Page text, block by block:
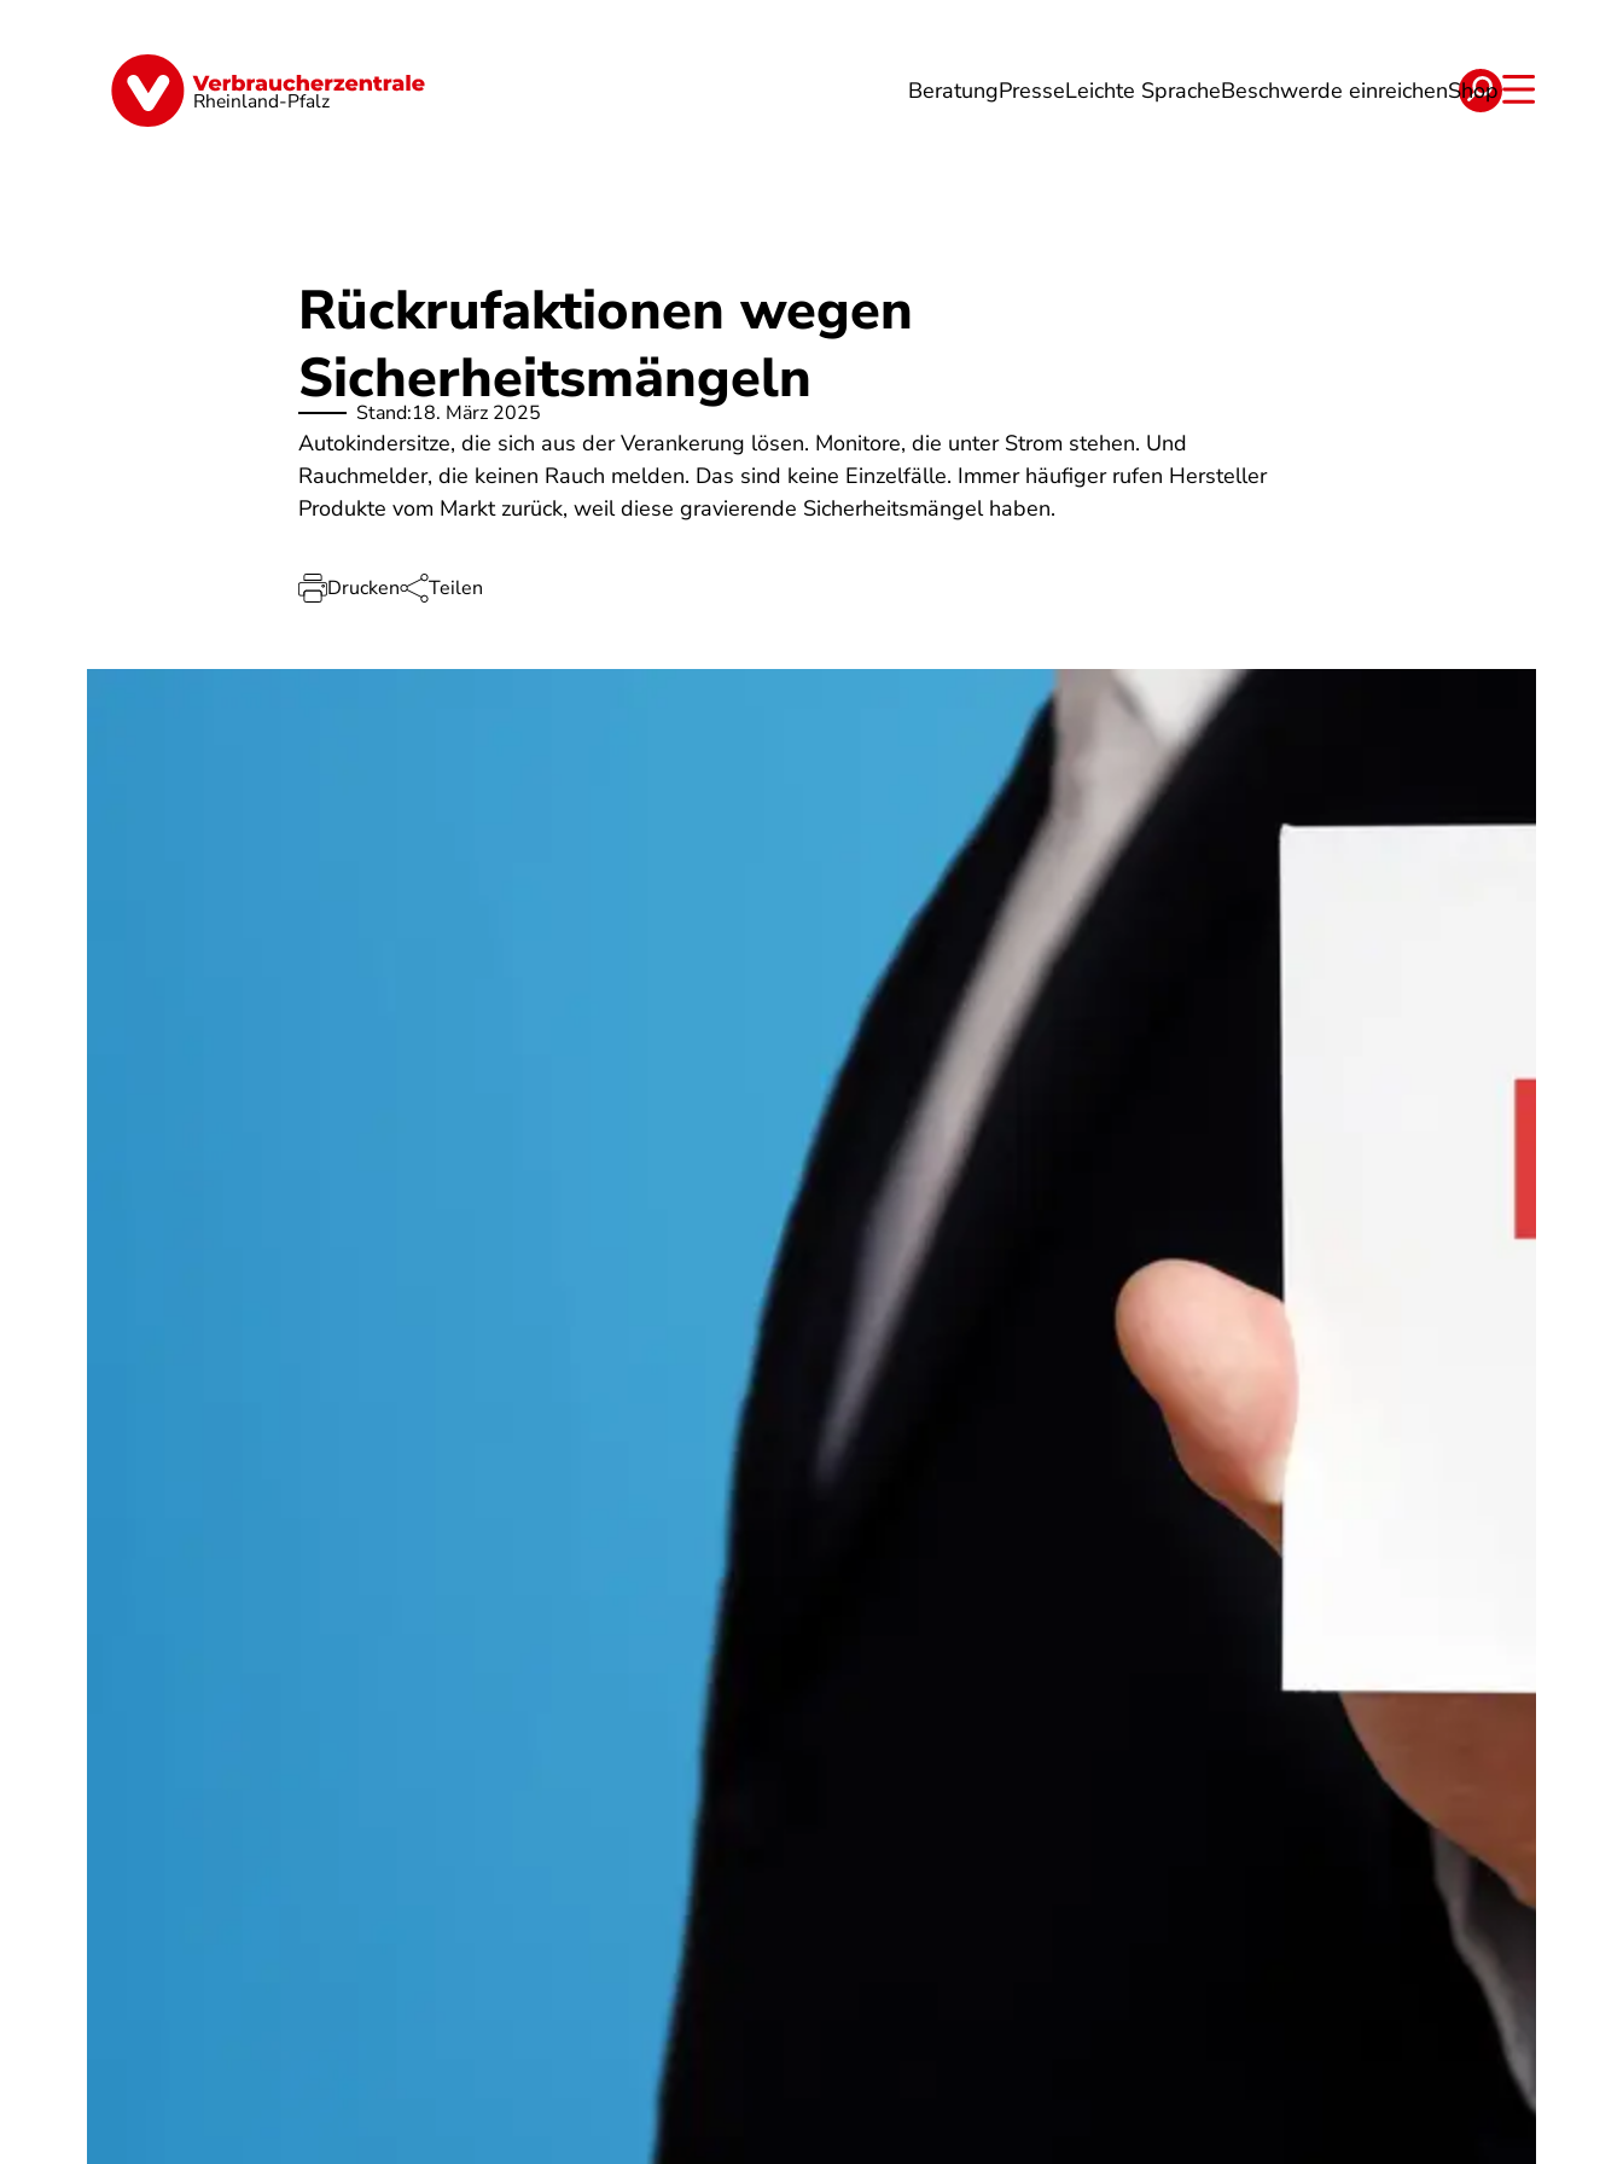
Rheinland-Pfalz BeratungPresseLeichte SpracheBeschwerde einreichenShop
Digitales Finanzen & Versicherung Gesundheit & Pflege Energie Reise Verträge
Rückrufaktionen wegen
Sicherheitsmängeln
Stand:18. März 2025
Autokindersitze, die sich aus der Verankerung lösen. Monitore, die unter Strom stehen. Und
Rauchmelder, die keinen Rauch melden. Das sind keine Einzelfälle. Immer häufiger rufen Hersteller
Produkte vom Markt zurück, weil diese gravierende Sicherheitsmängel haben.
Drucken Teilen